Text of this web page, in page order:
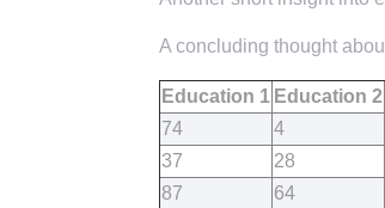
A concluding thought
Education 1 Education 2
74
4
37
28
87
64